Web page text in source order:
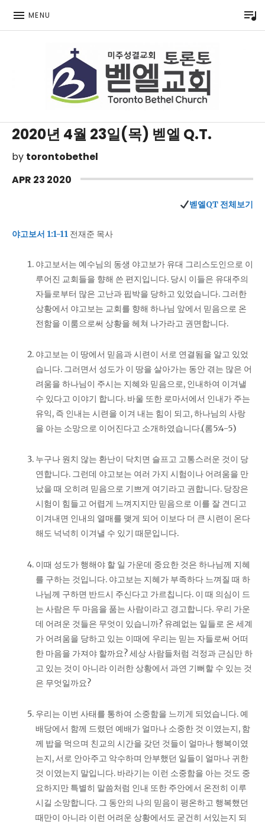
MENU
2020년 4월 23일(목) 벧엘 Q.T.
by torontobethel
APR 23 2020
벧엘QT 전체보기
야고보서 1:1-11 전재준 목사
야고보서는 예수님의 동생 야고보가 유대 그리스도인으로 이
루어진 교회들을 향해 쓴 편지입니다. 당시 이들은 유대주의
자들로부터 많은 고난과 핍박을 당하고 있었습니다. 그러한
상황에서 야고보는 교회를 향해 하나님 앞에서 믿음으로 온
전함을 이룸으로써 상황을 헤쳐 나가라고 권면합니다.
야고보는 이 땅에서 믿음과 시련이 서로 연결됨을 알고 있었
습니다. 그러면서 성도가 이 땅을 살아가는 동안 겪는 많은 어
려움을 하나님이 주시는 지혜와 믿음으로, 인내하여 이겨낼
수 있다고 이야기 합니다. 바울 또한 로마서에서 인내가 주는
유익, 즉 인내는 시련을 이겨 내는 힘이 되고, 하나님의 사랑
을 아는 소망으로 이어진다고 소개하였습니다.(롬5:4-5)
누구나 원치 않는 환난이 닥치면 슬프고 고통스러운 것이 당
연합니다. 그런데 야고보는 여러 가지 시험이나 어려움을 만
났을 때 오히려 믿음으로 기쁘게 여기라고 권합니다. 당장은
시험이 힘들고 어렵게 느껴지지만 믿음으로 이를 잘 견디고
이겨내면 인내의 열매를 맺게 되어 이보다 더 큰 시련이 온다
해도 넉넉히 이겨낼 수 있기 때문입니다.
이때 성도가 행해야 할 일 가운데 중요한 것은 하나님께 지혜
를 구하는 것입니다. 야고보는 지혜가 부족하다 느껴질 때 하
나님께 구하면 반드시 주신다고 가르칩니다. 이 때 의심이 드
는 사람은 두 마음을 품는 사람이라고 경고합니다. 우리 가운
데 어려운 것들은 무엇이 있습니까? 유례없는 일들로 온 세계
가 어려움을 당하고 있는 이때에 우리는 믿는 자들로써 어떠
한 마음을 가져야 할까요? 세상 사람들처럼 걱정과 근심만 하
고 있는 것이 아니라 이러한 상황에서 과연 기뻐할 수 있는 것
은 무엇일까요?
우리는 이번 사태를 통하여 소중함을 느끼게 되었습니다. 예
배당에서 함께 드렸던 예배가 얼마나 소중한 것 이였는지, 함
께 밥을 먹으며 친교의 시간을 갖던 것들이 얼마나 행복이였
는지, 서로 안아주고 악수하며 안부했던 일들이 얼마나 귀한
것 이였는지 말입니다. 바라기는 이런 소중함을 아는 것도 중
요하지만 특별히 말씀처럼 인내 또한 주안에서 온전히 이루
시길 소망합니다. 그 동안의 나의 믿음이 평온하고 행복했던
때만이 아니라 이런 어려운 상황에서도 굳건히 서있는지 되